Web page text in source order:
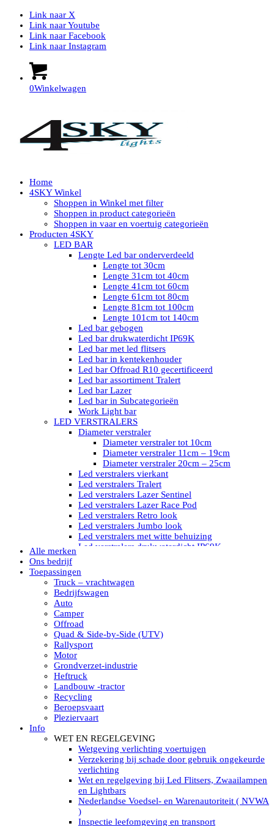
Link naar X
Link naar Youtube
Link naar Facebook
Link naar Instagram
0Winkelwagen
Home
4SKY Winkel
Shoppen in Winkel met filter
Shoppen in product categorieën
Shoppen in vaar en voertuig categorieën
Producten 4SKY
LED BAR
Lengte Led bar onderverdeeld
Lengte tot 30cm
Lengte 31cm tot 40cm
Lengte 41cm tot 60cm
Lengte 61cm tot 80cm
Lengte 81cm tot 100cm
Lengte 101cm tot 140cm
Led bar gebogen
Led bar drukwaterdicht IP69K
Led bar met led flitsers
Led bar in kentekenhouder
Led bar Offroad R10 gecertificeerd
Led bar assortiment Tralert
Led bar Lazer
Led bar in Subcategorieën
Work Light bar
LED VERSTRALERS
Diameter verstraler
Diameter verstraler tot 10cm
Diameter verstraler 11cm – 19cm
Diameter verstraler 20cm – 25cm
Led verstralers vierkant
Led verstralers Tralert
Led verstralers Lazer Sentinel
Led verstralers Lazer Race Pod
Led verstralers Retro look
Led verstralers Jumbo look
Led verstralers met witte behuizing
Led verstralers drukwaterdicht IP69K
LED WERKLAMPEN
Model werklamp
Led werklamp vierkant
Led werklamp ovaal
Led werklamp kleur wit
Combinatie LED werklampen
Led achteruitrijverlichting
Led onderbouw achteruitrijlamp
Led werklamp industrieel
Led veiligheidsverlichting
Led werklamp tractor
Led werklamp ADR
Led werklamp drukwaterdicht IP69K
Led werklampen assortiment Tralert
Led breedstralers Lazer
Led werklampen in Subcategorieën
LED WERKVERLICHTING
LED’s work werklamp met accu
LED’s work werklamp portable 220V
LED’s work werklamp Hybride
Led lichtslang 220 Volt
LED’s work werklamp met statief 220V
Alle merken
Ons bedrijf
Toepassingen
Truck – vrachtwagen
Bedrijfswagen
Auto
Camper
Offroad
Quad & Side-by-Side (UTV)
Rallysport
Motor
Grondverzet-industrie
Heftruck
Landbouw -tractor
Recycling
Beroepsvaart
Pleziervaart
Info
WET EN REGELGEVING
Wetgeving verlichting voertuigen
Verzekering bij schade door gebruik ongekeurde
verlichting
Wet en regelgeving bij Led Flitsers, Zwaailampen
en Lightbars
Nederlandse Voedsel- en Warenautoriteit ( NVWA
)
Inspectie leefomgeving en transport